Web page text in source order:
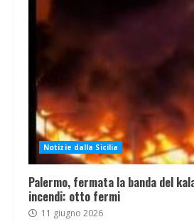
Notizie dalla Sicilia
Palermo, fermata la banda del
incendi: otto fermi
11 giugno 2026